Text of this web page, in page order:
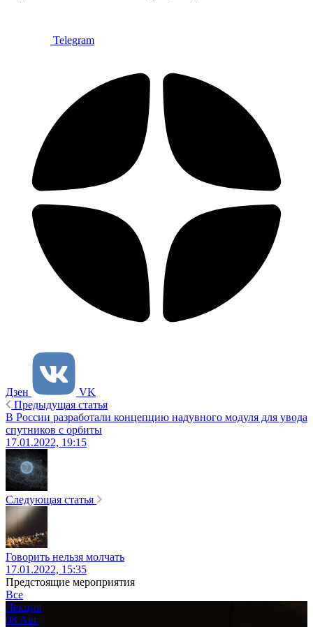
Telegram
Дзен
VK
Предыдущая статья
В России разработали концепцию надувного модуля для увода
спутников с орбиты
17.01.2022, 19:15
Следующая статья
Говорить нельзя молчать
17.01.2022, 15:35
Предстоящие мероприятия
Все
Лекция
08 Авг